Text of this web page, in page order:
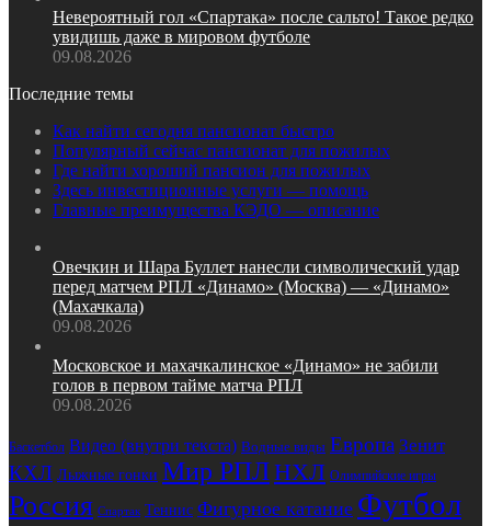
Невероятный гол «Спартака» после сальто! Такое редко
увидишь даже в мировом футболе
09.08.2026
Последние темы
Как найти сегодня пансионат быстро
Популярный сейчас пансионат для пожилых
Где найти хороший пансион для пожилых
Здесь инвестиционные услуги — помощь
Главные преимущества КЭДО — описание
Овечкин и Шара Буллет нанесли символический удар
перед матчем РПЛ «Динамо» (Москва) — «Динамо»
(Махачкала)
09.08.2026
Московское и махачкалинское «Динамо» не забили
голов в первом тайме матча РПЛ
09.08.2026
Баскетбол Видео (внутри текста) Водные виды Европа Зенит
КХЛ Лыжные гонки Мир РПЛНХЛ Олимпийские игры
Россия Спартак Теннис Фигурное катание Футбол